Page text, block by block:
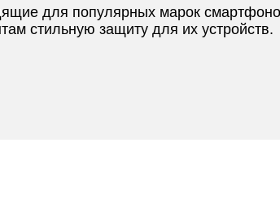
для популярных марок
стильную защиту для их устройств.